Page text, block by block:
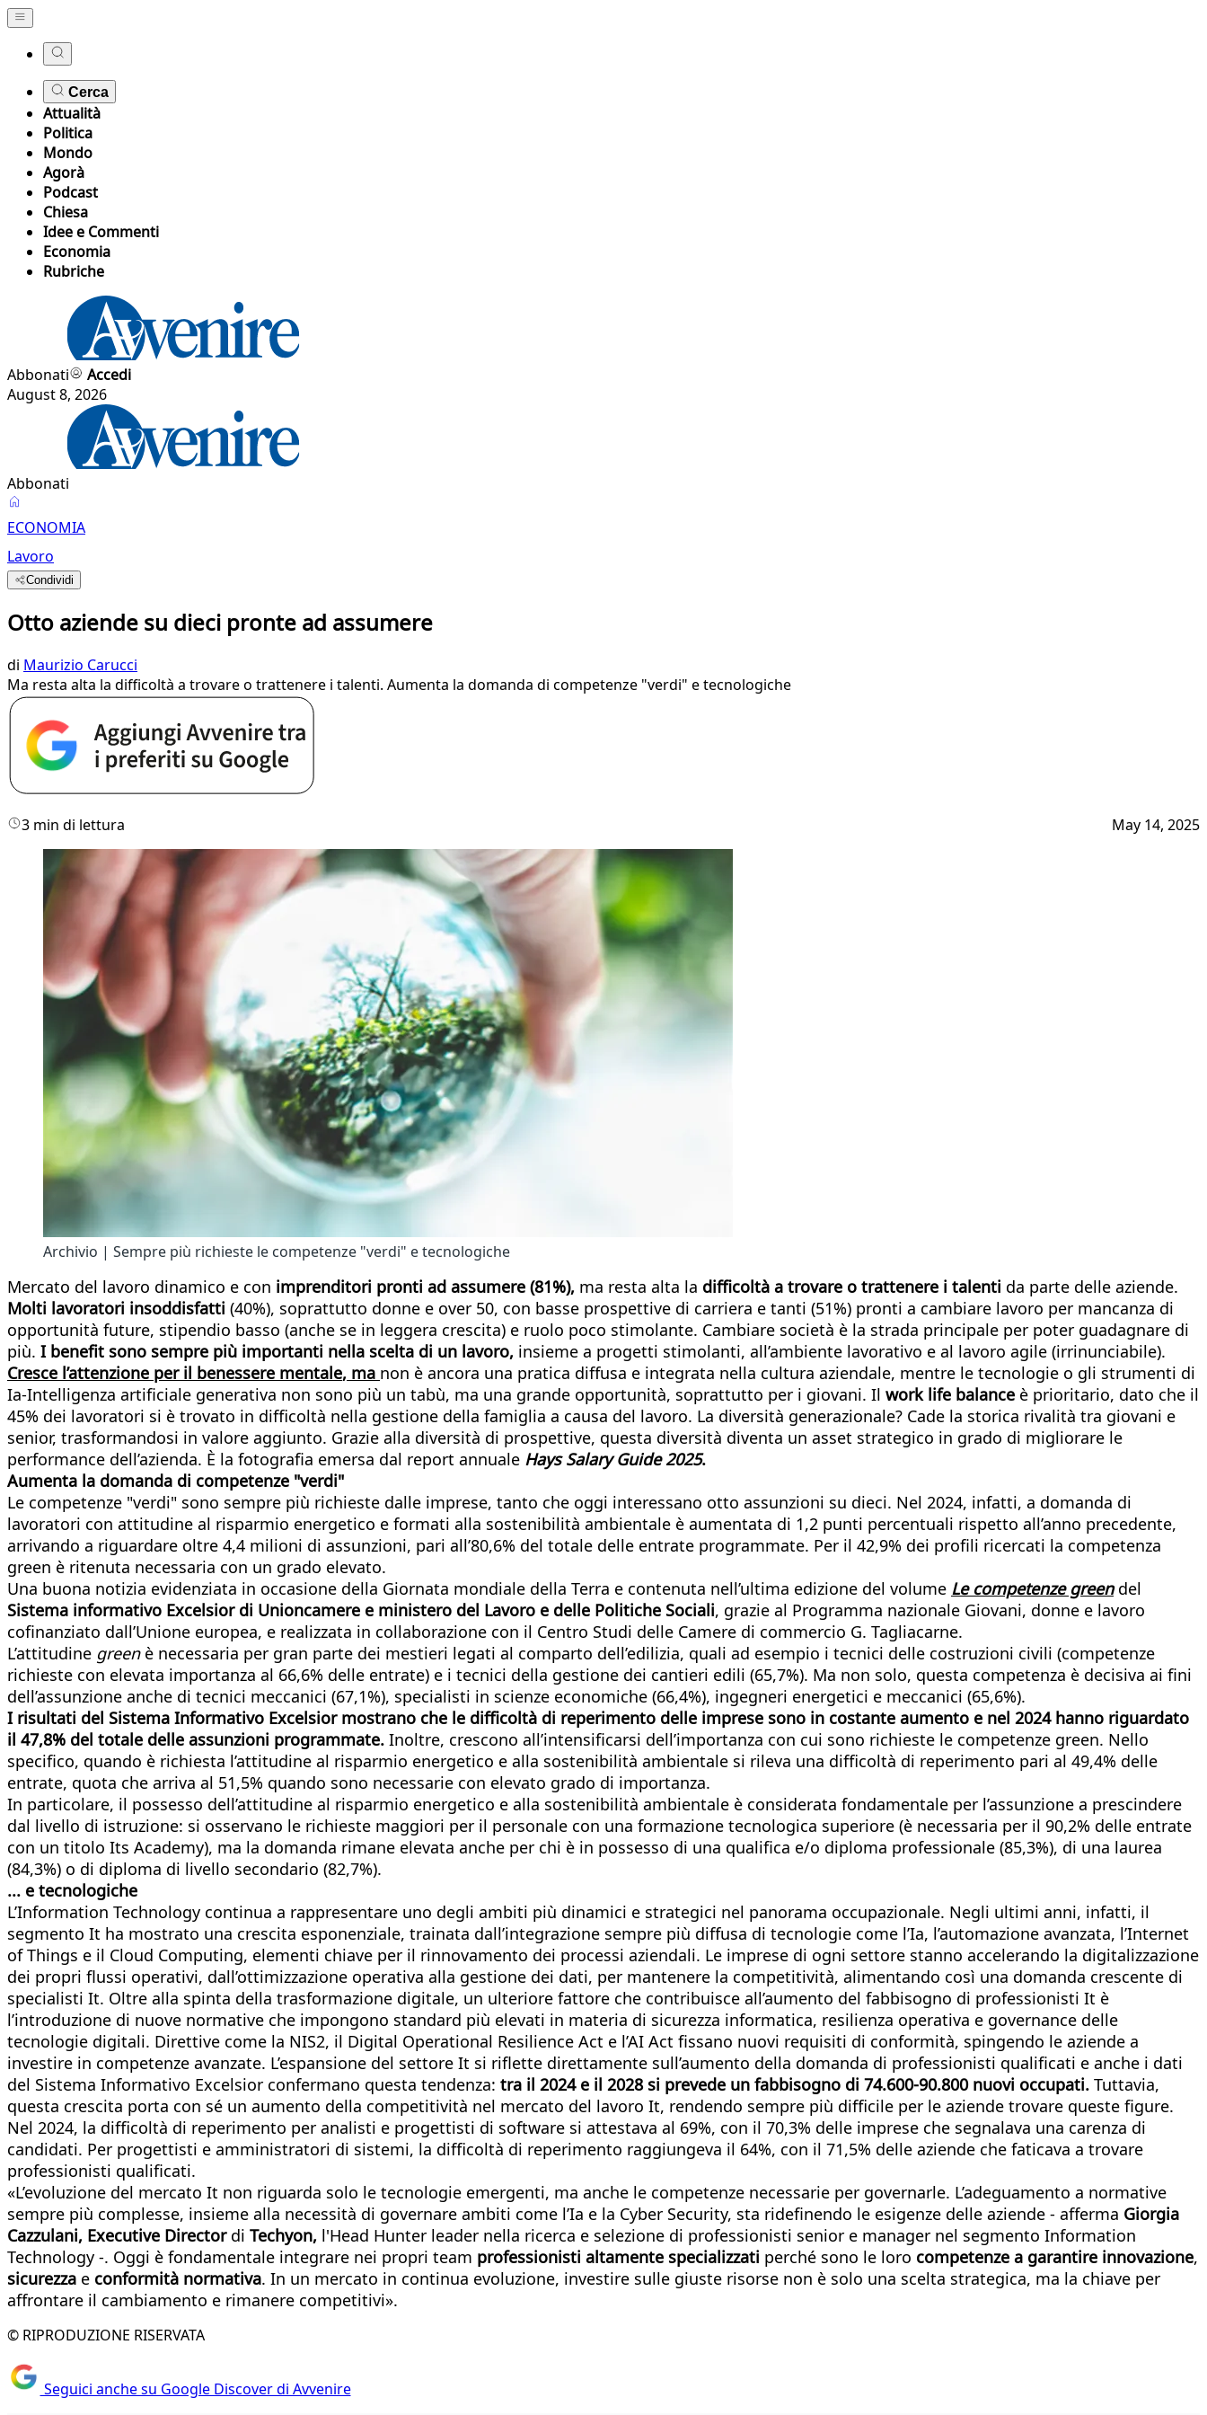
Cerca
Attualità
Politica
Mondo
Agorà
Podcast
Chiesa
Idee e Commenti
Economia
Rubriche
Abbonati
Accedi
August 8, 2026
Abbonati
ECONOMIA
Lavoro
Condividi
Otto aziende su dieci pronte ad assumere
di Maurizio Carucci
Ma resta alta la difficoltà a trovare o trattenere i talenti. Aumenta la domanda di competenze "verdi" e tecnologiche
3 min di lettura May 14, 2025
Archivio | Sempre più richieste le competenze "verdi" e tecnologiche
Mercato del lavoro dinamico e con imprenditori pronti ad assumere (81%), ma resta alta la difficoltà a trovare o trattenere i talenti da parte delle aziende.
Molti lavoratori insoddisfatti (40%), soprattutto donne e over 50, con basse prospettive di carriera e tanti (51%) pronti a cambiare lavoro per mancanza di
opportunità future, stipendio basso (anche se in leggera crescita) e ruolo poco stimolante. Cambiare società è la strada principale per poter guadagnare di
più. I benefit sono sempre più importanti nella scelta di un lavoro, insieme a progetti stimolanti, all’ambiente lavorativo e al lavoro agile (irrinunciabile).
Cresce l’attenzione per il benessere mentale, ma non è ancora una pratica diffusa e integrata nella cultura aziendale, mentre le tecnologie o gli strumenti di
Ia-Intelligenza artificiale generativa non sono più un tabù, ma una grande opportunità, soprattutto per i giovani. Il work life balance è prioritario, dato che il
45% dei lavoratori si è trovato in difficoltà nella gestione della famiglia a causa del lavoro. La diversità generazionale? Cade la storica rivalità tra giovani e
senior, trasformandosi in valore aggiunto. Grazie alla diversità di prospettive, questa diversità diventa un asset strategico in grado di migliorare le
performance dell’azienda. È la fotografia emersa dal report annuale Hays Salary Guide 2025.
Aumenta la domanda di competenze "verdi"​
Le competenze "verdi" sono sempre più richieste dalle imprese, tanto che oggi interessano otto assunzioni su dieci. Nel 2024, infatti, a domanda di
lavoratori con attitudine al risparmio energetico e formati alla sostenibilità ambientale è aumentata di 1,2 punti percentuali rispetto all’anno precedente,
arrivando a riguardare oltre 4,4 milioni di assunzioni, pari all’80,6% del totale delle entrate programmate. Per il 42,9% dei profili ricercati la competenza
green è ritenuta necessaria con un grado elevato.
Una buona notizia evidenziata in occasione della Giornata mondiale della Terra e contenuta nell’ultima edizione del volume Le competenze green del
Sistema informativo Excelsior di Unioncamere e ministero del Lavoro e delle Politiche Sociali, grazie al Programma nazionale Giovani, donne e lavoro
cofinanziato dall’Unione europea, e realizzata in collaborazione con il Centro Studi delle Camere di commercio G. Tagliacarne.
L’attitudine greenè necessaria per gran parte dei mestieri legati al comparto dell’edilizia, quali ad esempio i tecnici delle costruzioni civili (competenze
richieste con elevata importanza al 66,6% delle entrate) e i tecnici della gestione dei cantieri edili (65,7%). Ma non solo, questa competenza è decisiva ai fini
dell’assunzione anche di tecnici meccanici (67,1%), specialisti in scienze economiche (66,4%), ingegneri energetici e meccanici (65,6%).
I risultati del Sistema Informativo Excelsior mostrano che le difficoltà di reperimento delle imprese sono in costante aumento e nel 2024 hanno riguardato
il 47,8% del totale delle assunzioni programmate. Inoltre, crescono all’intensificarsi dell’importanza con cui sono richieste le competenze green. Nello
specifico, quando è richiesta l’attitudine al risparmio energetico e alla sostenibilità ambientale si rileva una difficoltà di reperimento pari al 49,4% delle
entrate, quota che arriva al 51,5% quando sono necessarie con elevato grado di importanza.
In particolare, il possesso dell’attitudine al risparmio energetico e alla sostenibilità ambientale è considerata fondamentale per l’assunzione a prescindere
dal livello di istruzione: si osservano le richieste maggiori per il personale con una formazione tecnologica superiore (è necessaria per il 90,2% delle entrate
con un titolo Its Academy), ma la domanda rimane elevata anche per chi è in possesso di una qualifica e/o diploma professionale (85,3%), di una laurea
(84,3%) o di diploma di livello secondario (82,7%).
... e tecnologiche
L’Information Technology continua a rappresentare uno degli ambiti più dinamici e strategici nel panorama occupazionale. Negli ultimi anni, infatti, il
segmento It ha mostrato una crescita esponenziale, trainata dall’integrazione sempre più diffusa di tecnologie come l’Ia, l’automazione avanzata, l’Internet
of Things e il Cloud Computing, elementi chiave per il rinnovamento dei processi aziendali. Le imprese di ogni settore stanno accelerando la digitalizzazione
dei propri flussi operativi, dall’ottimizzazione operativa alla gestione dei dati, per mantenere la competitività, alimentando così una domanda crescente di
specialisti It. Oltre alla spinta della trasformazione digitale, un ulteriore fattore che contribuisce all’aumento del fabbisogno di professionisti It è
l’introduzione di nuove normative che impongono standard più elevati in materia di sicurezza informatica, resilienza operativa e governance delle
tecnologie digitali. Direttive come la NIS2, il Digital Operational Resilience Act e l’AI Act fissano nuovi requisiti di conformità, spingendo le aziende a
investire in competenze avanzate. L’espansione del settore It si riflette direttamente sull’aumento della domanda di professionisti qualificati e anche i dati
del Sistema Informativo Excelsior confermano questa tendenza: tra il 2024 e il 2028 si prevede un fabbisogno di 74.600-90.800 nuovi occupati. Tuttavia,
questa crescita porta con sé un aumento della competitività nel mercato del lavoro It, rendendo sempre più difficile per le aziende trovare queste figure.
Nel 2024, la difficoltà di reperimento per analisti e progettisti di software si attestava al 69%, con il 70,3% delle imprese che segnalava una carenza di
candidati. Per progettisti e amministratori di sistemi, la difficoltà di reperimento raggiungeva il 64%, con il 71,5% delle aziende che faticava a trovare
professionisti qualificati.
«L’evoluzione del mercato It non riguarda solo le tecnologie emergenti, ma anche le competenze necessarie per governarle. L’adeguamento a normative
sempre più complesse, insieme alla necessità di governare ambiti come l’Ia e la Cyber Security, sta ridefinendo le esigenze delle aziende - afferma Giorgia
Cazzulani, Executive Director di Techyon, l'Head Hunter leader nella ricerca e selezione di professionisti senior e manager nel segmento Information
Technology -. Oggi è fondamentale integrare nei propri team professionisti altamente specializzati perché sono le loro competenze a garantire innovazione,
sicurezza e conformità normativa. In un mercato in continua evoluzione, investire sulle giuste risorse non è solo una scelta strategica, ma la chiave per
affrontare il cambiamento e rimanere competitivi».
© RIPRODUZIONE RISERVATA
Seguici anche su Google Discover di Avvenire